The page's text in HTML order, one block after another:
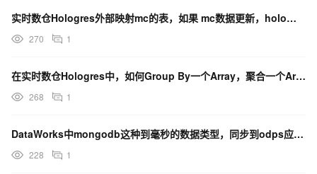
实时数仓Hologres外部映射mc的表，如果 mc数据更新，holo数据会自动刷新吗？
270 1
在实时数仓Hologres中，如何Group By一个Array，聚合一个Array类型的列？
268 1
DataWorks中mongodb这种到毫秒的数据类型，同步到odps应该用什么类型才能保留毫秒？
228 1